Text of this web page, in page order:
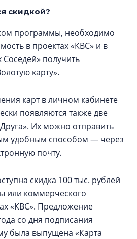
скидкой?
программы, необходимо
в проектах «КВС» и в
получить
карту».
карт в личном кабинете
появляются также две
Их можно отправить
удобным способом — через
почту.
скидка 100 тыс. рублей
или коммерческого
«КВС». Предложение
со дня подписания
была выпущена «Карта